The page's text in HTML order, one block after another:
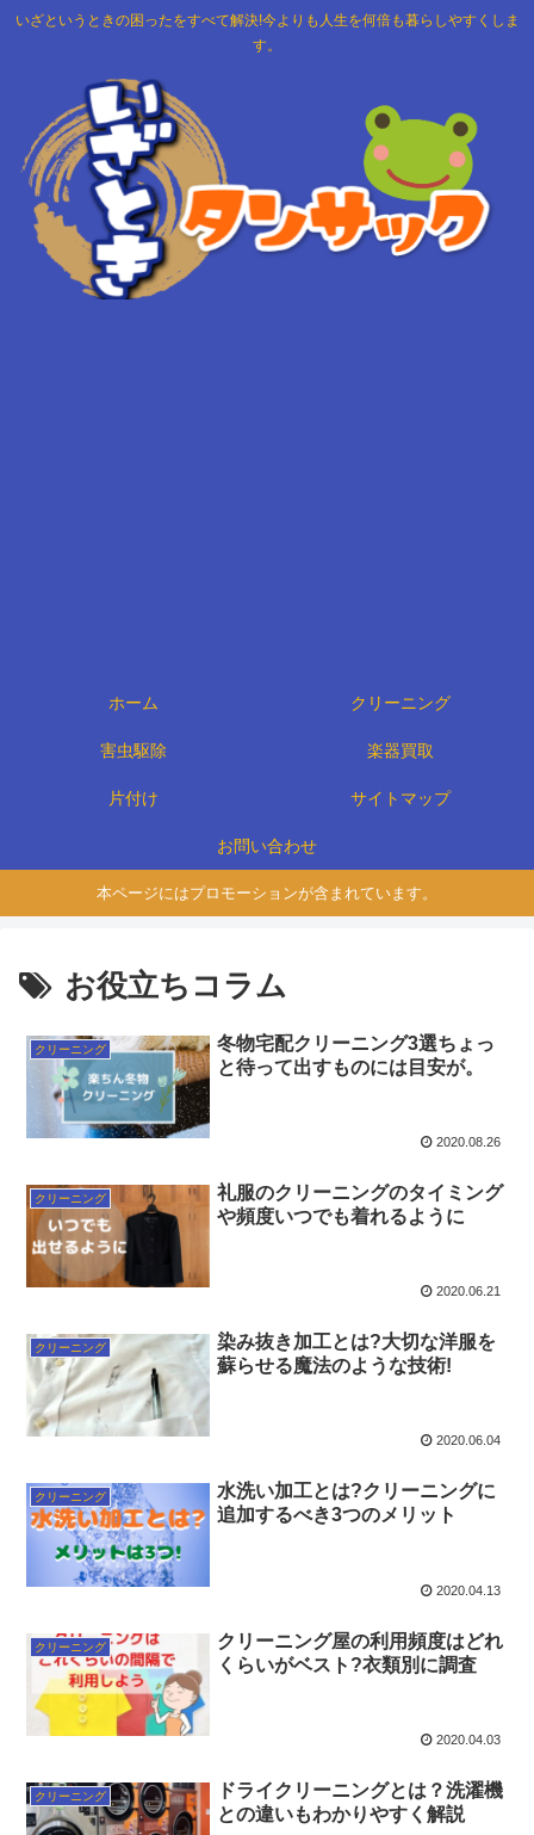
いざというときの困ったをすべて解決!今よりも人生を何倍も暮らしやすくしま
す。
ホーム クリーニング
害虫駆除 楽器買取
片付け サイトマップ
お問い合わせ
本ページにはプロモーションが含まれています。
お役立ちコラム
クリーニング
冬物宅配クリーニング3選ちょっ
と待って出すものには目安が。
2020.08.26
クリーニング
礼服のクリーニングのタイミング
や頻度いつでも着れるように
2020.06.21
クリーニング
染み抜き加工とは?大切な洋服を
蘇らせる魔法のような技術!
2020.06.04
クリーニング
水洗い加工とは?クリーニングに
追加するべき3つのメリット
2020.04.13
クリーニング
クリーニング屋の利用頻度はどれ
くらいがベスト?衣類別に調査
2020.04.03
クリーニング
ドライクリーニングとは？洗濯機
との違いもわかりやすく解説